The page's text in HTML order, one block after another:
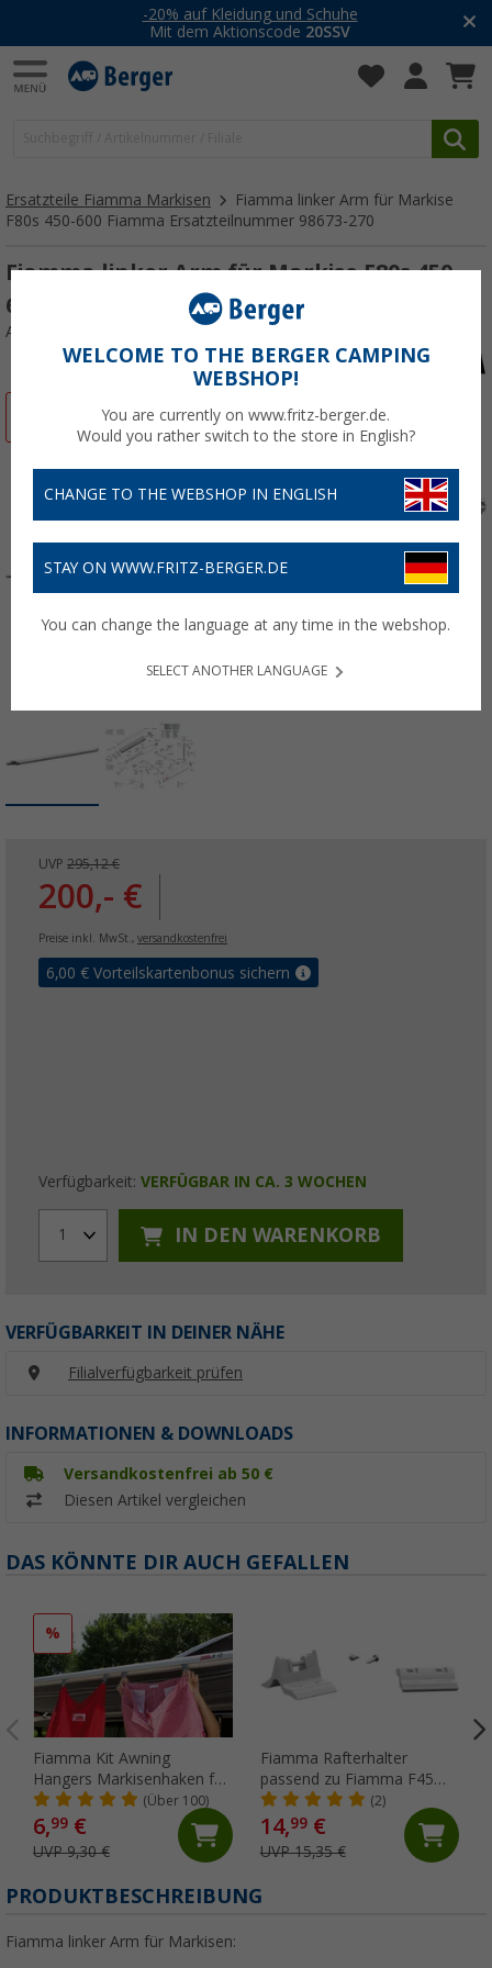
-20% auf Kleidung und Schuhe
Mit dem Aktionscode 20SSV
Ersatzteile Fiamma Markisen
Fiamma linker Arm für Markise
F80s 450-600 Fiamma Ersatzteilnummer 98673-270
Fiamma linker Arm für Markise F80s 450-
600 Fiamma Ersatzteilnummer 98673-270
Art.-Nr.: 415849
UVP 295,12 €
200,- €
Preise inkl. MwSt., versandkostenfrei
6,00 € Vorteilskartenbonus sichern
Verfügbarkeit: VERFÜGBAR IN CA. 3 WOCHEN
1 IN DEN WARENKORB
VERFÜGBARKEIT IN DEINER NÄHE
Filialverfügbarkeit prüfen
INFORMATIONEN & DOWNLOADS
Versandkostenfrei ab 50 €
Diesen Artikel vergleichen
DAS KÖNNTE DIR AUCH GEFALLEN
%
Fiamma Kit Awning
Hangers Markisenhaken für
die Kederschiene(Über 100)
6,99 €
UVP 9,30 €
Fiamma Rafterhalter
passend zu Fiamma F45
S/L / ZIP
(2)
14,99€
UVP 15,35 €
PRODUKTBESCHREIBUNG
Fiamma linker Arm für Markisen:
WELCOME TO THE BERGER CAMPING
WEBSHOP!
You are currently on www.fritz-berger.de.
Would you rather switch to the store in English?
CHANGE TO THE WEBSHOP IN ENGLISH
STAY ON WWW.FRITZ-BERGER.DE
You can change the language at any time in the webshop.
SELECT ANOTHER LANGUAGE